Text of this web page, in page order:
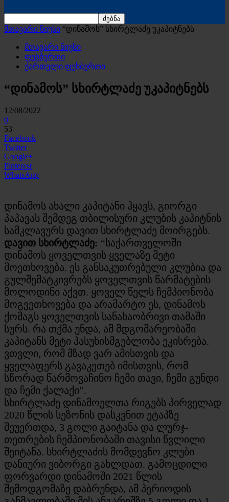
მთავარი ნიუსი “დინამოს” სხირტლაძე უკაპიტნებს
მთავარი ნიუსი
ფეხბურთი
ქართული ფეხბურთი
“დინამოს” სხირტლაძე უკაპიტნებს
12/08/2022
0
53
Facebook
Twitter
Google+
Pinterest
WhatsApp
დინამოს ახალი კაპიტანი ჰყავს, გიორგი
პაპავას შემდეგ თბილისური კლუბის კაპიტნის
სამკლავურს დავით სხირტლაძე მოირგებს.
დავით სხირტლაძე: “საქართველოში
დინამოს ყოველთვის ყველაზე მეტი
მოეთხოვება. ეს განსაკუთრებული კლუბია და
გულშემატკივრებს ყოველთვის წარმატების
მოლოდინი აქვთ. ყოველ წელს ჩემპიონობა
მოგვეთხოვება და არამარტო ეს, დინამოს
ქომაგს ყოველთვის სანახაობრივი თამაში
სურს. რა თქმა უნდა, ამ მდგომარეობაში
კაპიტანს მეტი პასუხისმგებლობა ეკისრება.
ვთვლი, რომ მზად ვარ ამისთვის და
ყველაფერს გავაკეთებ იმისთვის, რომ
სწორად წარმოვაჩინო ჩემი თავი, ჩემი გუნდი
და ჩემი ქალაქი”.
სხირტლაძე დინამოელთა რიგებს პირველად
2020 წლის სეზონის დასკვნით ეტაპზე
შეუერთდა, 3 გოლი გაიტანა და ლურჯ-
თეთრების ჩემპიონობაში თავისი წვლილი
შეიტანა. სხირტლაძის მომდევნო კლუბი
დანიური ვიბორგი გახლდათ. გამოცდილი
ფორვარდი დინამოში 2021 წლის
შემოდგომაზე დაბრუნდა, ამ პერიოდის